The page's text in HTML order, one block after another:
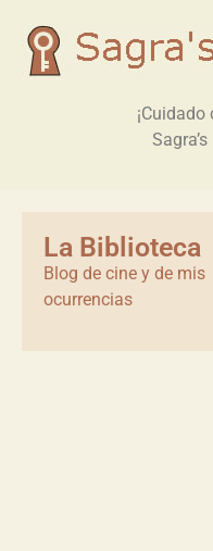
La Biblioteca
Blog de cine y de mis
ocurrencias